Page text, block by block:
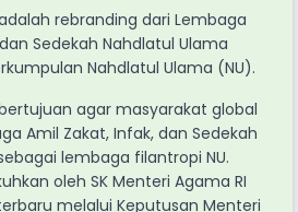
adalah rebranding dari Lembaga
Sedekah Nahdlatul Ulama
Nahdlatul Ulama (NU).
bertujuan agar masyarakat global
Amil Zakat, Infak, dan Sedekah
lembaga filantropi NU.
oleh SK Menteri Agama RI
melalui Keputusan Menteri